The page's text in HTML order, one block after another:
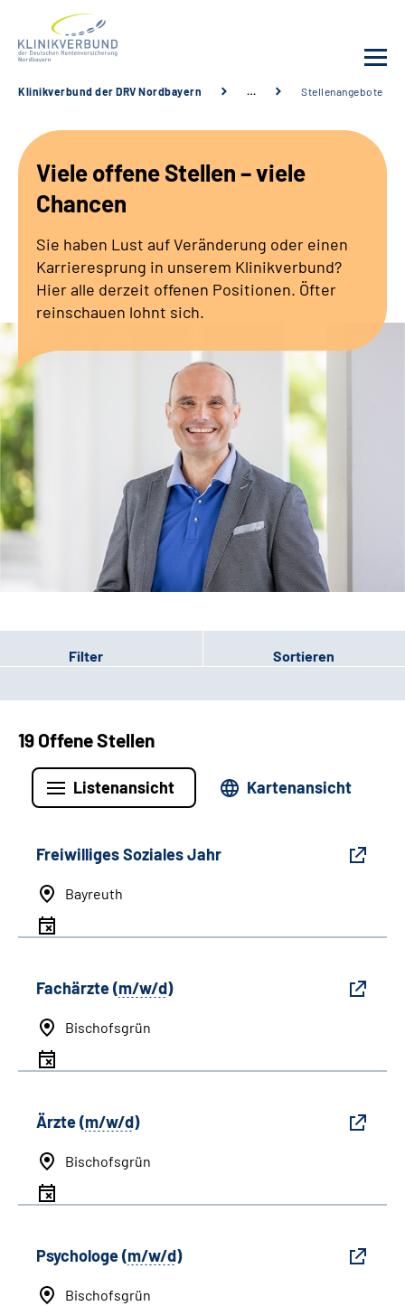
Behandlungsangebot
Karriere
Erweiterte Suche
Klinikverbund der DRV Nordbayern … Stellenangebote
Viele offene Stellen – viele
Chancen
Sie haben Lust auf Veränderung oder einen
Karrieresprung in unserem Klinikverbund?
Hier alle derzeit offenen Positionen. Öfter
reinschauen lohnt sich.
Filter Sortieren
19 Offene Stellen
Listenansicht Kartenansicht
Freiwilliges Soziales Jahr
Bayreuth
Fachärzte (m/w/d)
Bischofsgrün
Ärzte (m/w/d)
Bischofsgrün
Psychologe (m/w/d)
Bischofsgrün